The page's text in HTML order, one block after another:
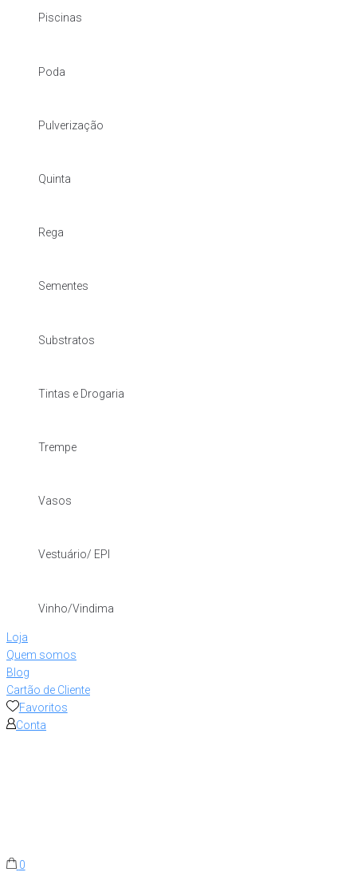
Piscinas
Poda
Pulverização
Quinta
Rega
Sementes
Substratos
Tintas e Drogaria
Trempe
Vasos
Vestuário/ EPI
Vinho/Vindima
Loja
Quem somos
Blog
Cartão de Cliente
Favoritos
Conta
0